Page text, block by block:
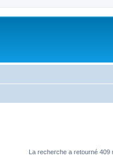
La recherche a retourné 409